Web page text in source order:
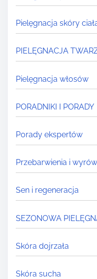
Pielęgnacja skóry
PIELĘGNACJA
Pielęgnacja włosów
PORADNIKI I PORADY
Porady ekspertów
Przebarwienia i
Sen i regeneracja
SEZONOWA
Skóra dojrzała
Skóra sucha